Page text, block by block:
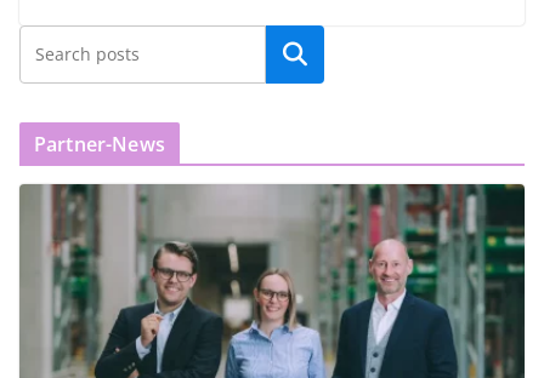
Partner-News